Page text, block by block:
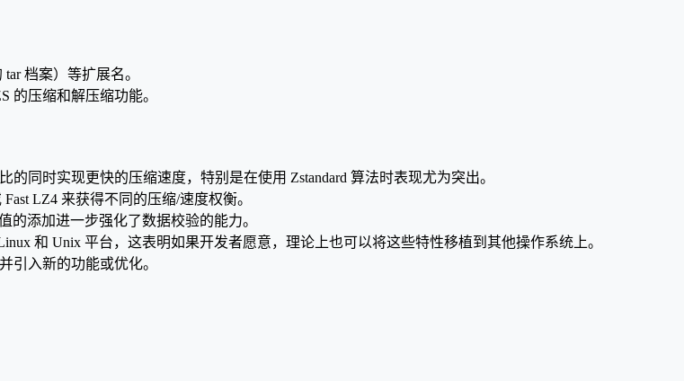
档案）等扩展名。
的压缩和解压缩功能。
同时实现更快的压缩速度，特别是在使用 Zstandard 算法时表现尤为突出。
LZ4 来获得不同的压缩/速度权衡。
的添加进一步强化了数据校验的能力。
和 Unix 平台，这表明如果开发者愿意，理论上也可以将这些特性移植到其他操作系统上。
引入新的功能或优化。